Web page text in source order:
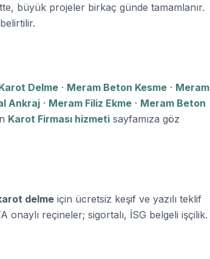
büyük projeler birkaç günde tamamlanır.
Delme · Meram Beton Kesme · Meram
Ankraj · Meram Filiz Ekme · Meram Beton
Karot Firması hizmeti sayfamıza göz
delme için ücretsiz keşif ve yazılı teklif
onaylı reçineler; sigortalı, İSG belgeli işçilik.